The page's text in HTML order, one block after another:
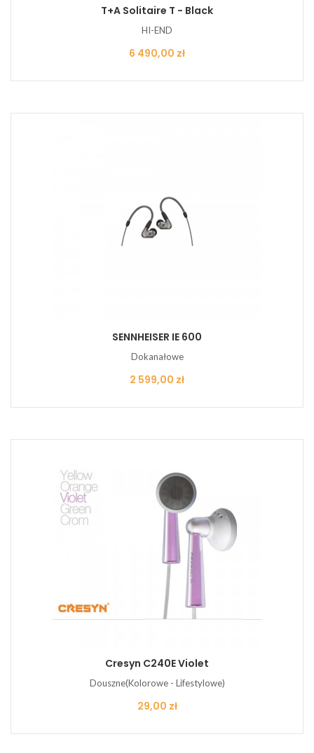
T+A Solitaire T - Black
HI-END
Cena
6 490,00 zł
SENNHEISER IE 600
Dokanałowe
Cena
2 599,00 zł
Cresyn C240E Violet
Douszne(Kolorowe - Lifestylowe)
Cena
29,00 zł